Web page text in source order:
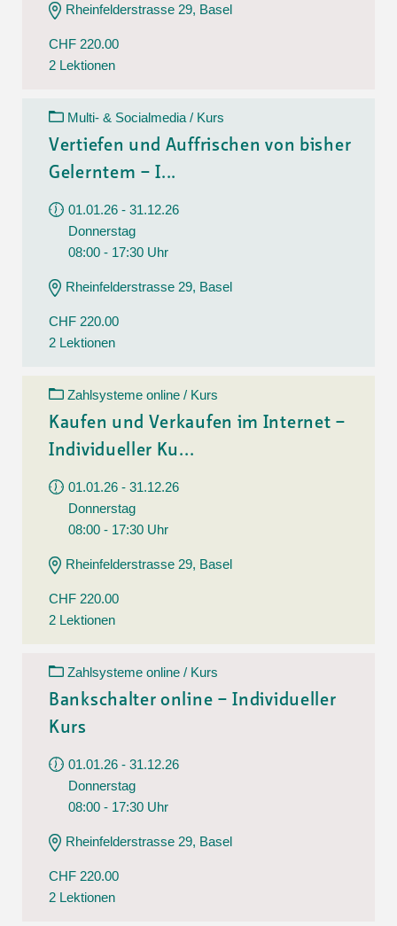
Rheinfelderstrasse 29, Basel
CHF 220.00
2 Lektionen
Multi- & Socialmedia / Kurs
Vertiefen und Auffrischen von bisher
Gelerntem – I...
01.01.26 - 31.12.26
Donnerstag
08:00 - 17:30 Uhr
Rheinfelderstrasse 29, Basel
CHF 220.00
2 Lektionen
Zahlsysteme online / Kurs
Kaufen und Verkaufen im Internet –
Individueller Ku...
01.01.26 - 31.12.26
Donnerstag
08:00 - 17:30 Uhr
Rheinfelderstrasse 29, Basel
CHF 220.00
2 Lektionen
Zahlsysteme online / Kurs
Bankschalter online – Individueller
Kurs
01.01.26 - 31.12.26
Donnerstag
08:00 - 17:30 Uhr
Rheinfelderstrasse 29, Basel
CHF 220.00
2 Lektionen